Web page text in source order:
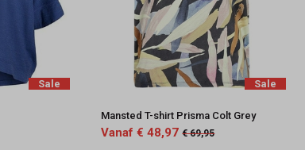
Sale Sale
Mansted T-shirt Prisma Colt Grey
Vanaf € 48,97 € 69,95